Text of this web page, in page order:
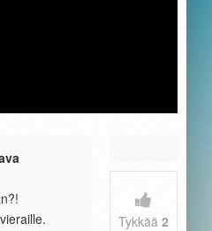
Tykkää 2